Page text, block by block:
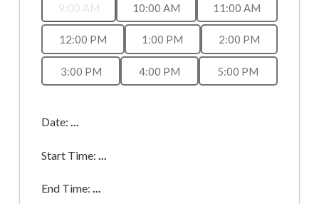
9:00 AM 10:00 AM 11:00 AM
12:00 PM 1:00 PM 2:00 PM
3:00 PM 4:00 PM 5:00 PM
Date:...
Start Time:
End Time:...